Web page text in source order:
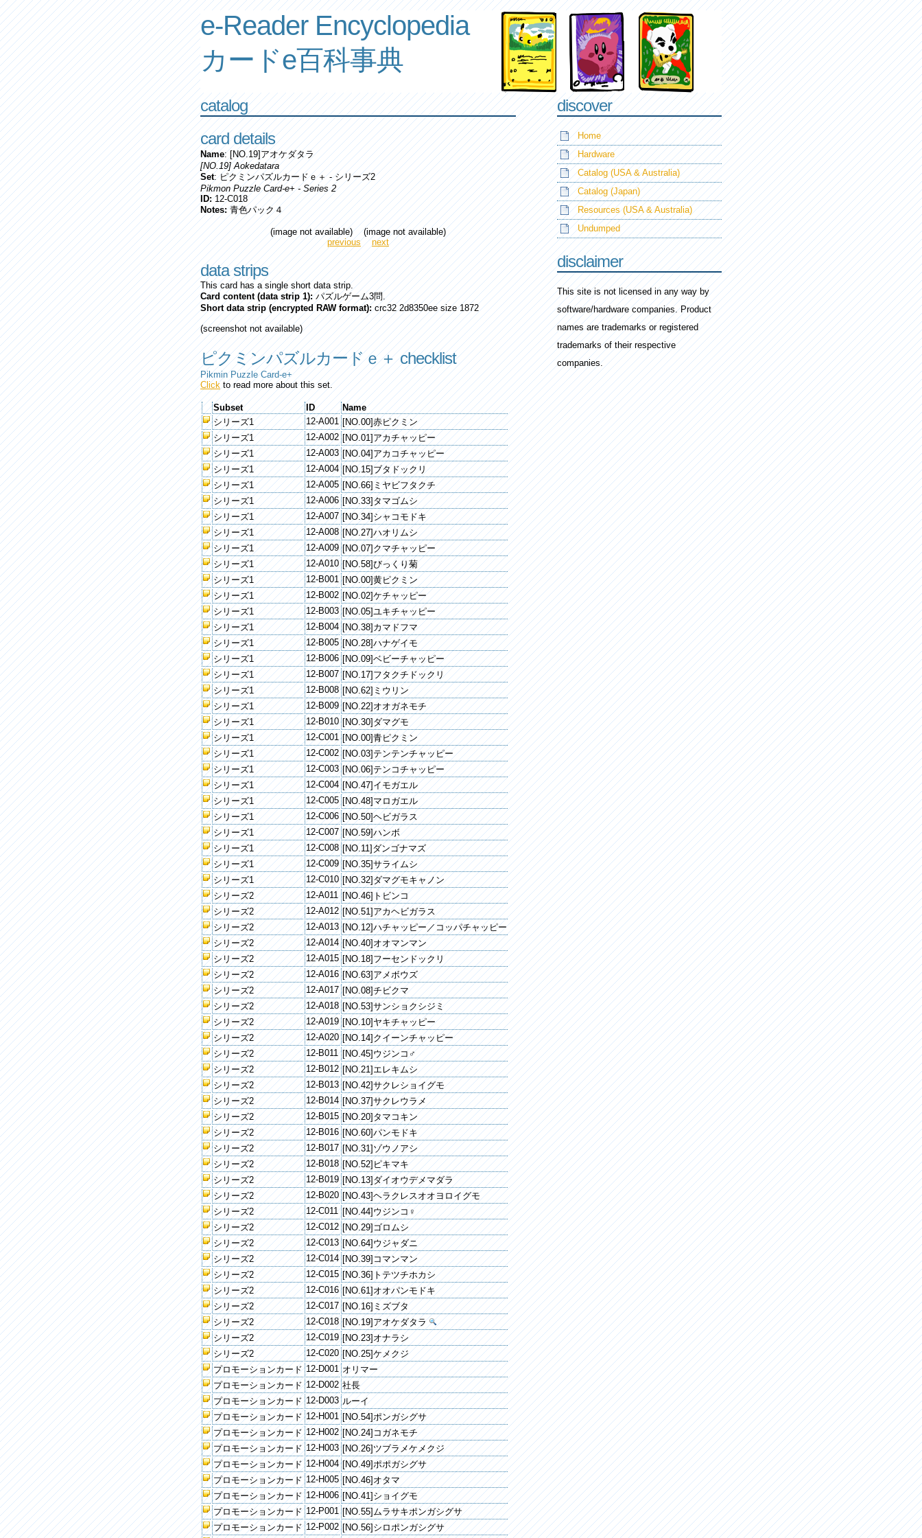
e-Reader Encyclopedia
カードe百科事典
catalog
card details
Name: [NO.19]アオケダタラ
[NO.19] Aokedatara
Set: ピクミンパズルカードｅ＋ - シリーズ2
Pikmon Puzzle Card-e+ - Series 2
ID:12-C018
Notes:青色パック４
(image not available) (image not available)
previous
next
data strips
This card has a single short data strip.
Card content (data strip 1):パズルゲーム3問.
Short data strip (encrypted RAW format):crc32 2d8350ee size 1872
(screenshot not available)
ピクミンパズルカードｅ＋ checklist
Pikmin Puzzle Card-e+
Clickto read more about this set.
Subset ID
Name
シリーズ1
12-A001 [NO.00]赤ピクミン
シリーズ1
12-A002 [NO.01]アカチャッピー
シリーズ1
12-A003 [NO.04]アカコチャッピー
シリーズ1
12-A004 [NO.15]ブタドックリ
シリーズ1
12-A005 [NO.66]ミヤビフタクチ
シリーズ1
12-A006 [NO.33]タマゴムシ
シリーズ1
12-A007 [NO.34]シャコモドキ
シリーズ1
12-A008 [NO.27]ハオリムシ
シリーズ1
12-A009 [NO.07]クマチャッピー
シリーズ1
12-A010 [NO.58]びっくり菊
シリーズ1
12-B001 [NO.00]黄ピクミン
シリーズ1
12-B002 [NO.02]ケチャッピー
シリーズ1
12-B003 [NO.05]ユキチャッピー
シリーズ1
12-B004 [NO.38]カマドフマ
シリーズ1
12-B005 [NO.28]ハナゲイモ
シリーズ1
12-B006 [NO.09]ベビーチャッピー
シリーズ1
12-B007 [NO.17]フタクチドックリ
シリーズ1
12-B008 [NO.62]ミウリン
シリーズ1
12-B009 [NO.22]オオガネモチ
シリーズ1
12-B010 [NO.30]ダマグモ
シリーズ1
12-C001 [NO.00]青ピクミン
シリーズ1
12-C002 [NO.03]テンテンチャッピー
シリーズ1
12-C003 [NO.06]テンコチャッピー
シリーズ1
12-C004 [NO.47]イモガエル
シリーズ1
12-C005 [NO.48]マロガエル
シリーズ1
12-C006 [NO.50]ヘビガラス
シリーズ1
12-C007 [NO.59]ハンボ
シリーズ1
12-C008 [NO.11]ダンゴナマズ
シリーズ1
12-C009 [NO.35]サライムシ
シリーズ1
12-C010 [NO.32]ダマグモキャノン
シリーズ2
12-A011 [NO.46]トビンコ
シリーズ2
12-A012 [NO.51]アカヘビガラス
シリーズ2
12-A013 [NO.12]ハチャッピー／コッパチャッピー
シリーズ2
12-A014 [NO.40]オオマンマン
シリーズ2
12-A015 [NO.18]フーセンドックリ
シリーズ2
12-A016 [NO.63]アメボウズ
シリーズ2
12-A017 [NO.08]チビクマ
シリーズ2
12-A018 [NO.53]サンショクシジミ
シリーズ2
12-A019 [NO.10]ヤキチャッピー
シリーズ2
12-A020 [NO.14]クイーンチャッピー
シリーズ2
12-B011 [NO.45]ウジンコ♂
シリーズ2
12-B012 [NO.21]エレキムシ
シリーズ2
12-B013 [NO.42]サクレショイグモ
シリーズ2
12-B014 [NO.37]サクレウラメ
シリーズ2
12-B015 [NO.20]タマコキン
シリーズ2
12-B016 [NO.60]パンモドキ
シリーズ2
12-B017 [NO.31]ゾウノアシ
シリーズ2
12-B018 [NO.52]ピキマキ
シリーズ2
12-B019 [NO.13]ダイオウデメマダラ
シリーズ2
12-B020 [NO.43]ヘラクレスオオヨロイグモ
シリーズ2
12-C011 [NO.44]ウジンコ♀
シリーズ2
12-C012 [NO.29]ゴロムシ
シリーズ2
12-C013 [NO.64]ウジャダニ
シリーズ2
12-C014 [NO.39]コマンマン
シリーズ2
12-C015 [NO.36]トテツチホカシ
シリーズ2
12-C016 [NO.61]オオパンモドキ
シリーズ2
12-C017 [NO.16]ミズブタ
シリーズ2
12-C018 [NO.19]アオケダタラ
シリーズ2
12-C019 [NO.23]オナラシ
シリーズ2
12-C020 [NO.25]ケメクジ
プロモーションカード 12-D001 オリマー
プロモーションカード 12-D002 社長
プロモーションカード 12-D003 ルーイ
プロモーションカード 12-H001 [NO.54]ポンガシグサ
プロモーションカード 12-H002 [NO.24]コガネモチ
プロモーションカード 12-H003 [NO.26]ツブラメケメクジ
プロモーションカード 12-H004 [NO.49]ポポガシグサ
プロモーションカード 12-H005 [NO.46]オタマ
プロモーションカード 12-H006 [NO.41]ショイグモ
プロモーションカード 12-P001 [NO.55]ムラサキポンガシグサ
プロモーションカード 12-P002 [NO.56]シロポンガシグサ
discover
Home
Hardware
Catalog (USA & Australia)
Catalog (Japan)
Resources (USA & Australia)
Undumped
disclaimer
This site is not licensed in any way by
software/hardware companies. Product
names are trademarks or registered
trademarks of their respective
companies.